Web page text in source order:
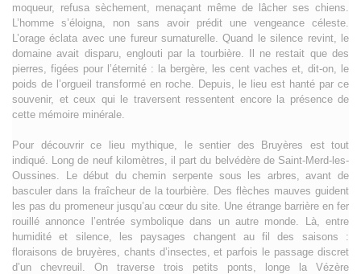
moqueur, refusa sèchement, menaçant même de lâcher ses chiens.
L’homme s’éloigna, non sans avoir prédit une vengeance céleste.
L’orage éclata avec une fureur surnaturelle. Quand le silence revint, le
domaine avait disparu, englouti par la tourbière. Il ne restait que des
pierres, figées pour l’éternité : la bergère, les cent vaches et, dit-on, le
poids de l’orgueil transformé en roche. Depuis, le lieu est hanté par ce
souvenir, et ceux qui le traversent ressentent encore la présence de
cette mémoire minérale.
Pour découvrir ce lieu mythique, le sentier des Bruyères est tout
indiqué. Long de neuf kilomètres, il part du belvédère de Saint-Merd-les-
Oussines. Le début du chemin serpente sous les arbres, avant de
basculer dans la fraîcheur de la tourbière. Des flèches mauves guident
les pas du promeneur jusqu’au cœur du site. Une étrange barrière en fer
rouillé annonce l’entrée symbolique dans un autre monde. Là, entre
humidité et silence, les paysages changent au fil des saisons :
floraisons de bruyères, chants d’insectes, et parfois le passage discret
d’un chevreuil. On traverse trois petits ponts, longe la Vézère